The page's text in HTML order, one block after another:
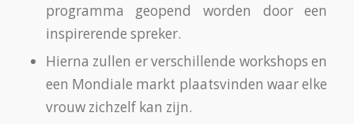
programma geopend worden door een
inspirerende spreker.
Hierna zullen er verschillende workshops en
een Mondiale markt plaatsvinden waar elke
vrouw zichzelf kan zijn.